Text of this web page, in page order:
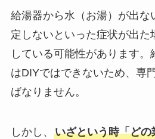
給湯器から水（お湯）が出な
定しないといった症状が出た
している可能性があります
はDIYではできないため、専
ばなりません。
しかし、 いざという時「ど